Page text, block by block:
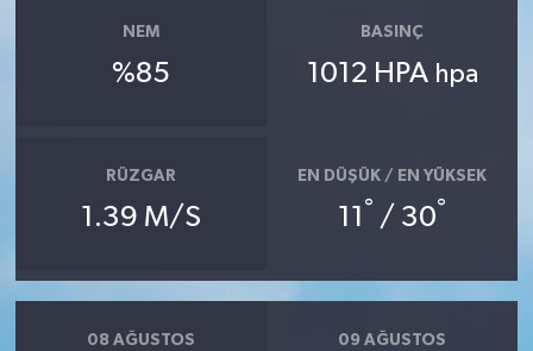
NEM
%85
BASINÇ
1012 HPA hpa
RÜZGAR
1.39 M/S
EN DÜŞÜK / EN YÜKSEK
11 ° / 30°
08 AĞUSTOS 09 AĞUSTOS
Ulusal